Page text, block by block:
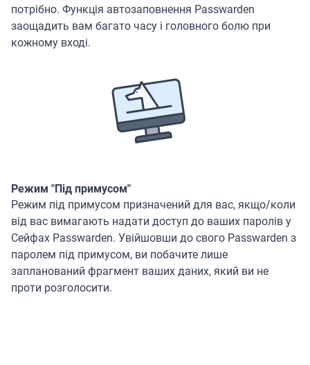
потрібно. Функція автозаповнення Passwarden
заощадить вам багато часу і головного болю при
кожному вході.
Режим "Під примусом"
Режим під примусом призначений для вас, якщо/коли
від вас вимагають надати доступ до ваших паролів у
Сейфах Passwarden. Увійшовши до свого Passwarden з
паролем під примусом, ви побачите лише
запланований фрагмент ваших даних, який ви не
проти розголосити.